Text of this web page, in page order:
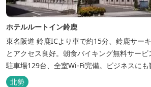
ホテルルートイン鈴鹿
東名阪道 鈴鹿ICより車で約15分、鈴鹿サー
とアクセス良好。朝食バイキング無料サー
駐車場129台、全室Wi-Fi完備。ビジネスにも
快適なホテルライフをご提供します。
北勢